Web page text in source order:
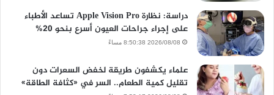
دراسة: نظارة Apple Vision Pro تساعد الأطباء
على إجراء جراحات العيون أسرع بنحو 20%
2026/08/08 8:50:38 مساءً
علماء يكشفون طريقة لخفض السعرات دون
تقليل كمية الطعام.. السر في «كثافة الطاقة»